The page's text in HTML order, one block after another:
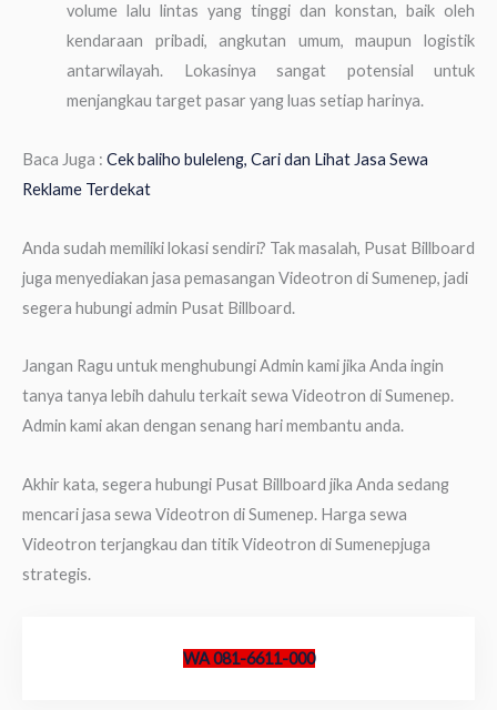
volume lalu lintas yang tinggi dan konstan, baik oleh
kendaraan pribadi, angkutan umum, maupun logistik
antarwilayah. Lokasinya sangat potensial untuk
menjangkau target pasar yang luas setiap harinya.
Baca Juga : Cek baliho buleleng, Cari dan Lihat Jasa Sewa
Reklame Terdekat
Anda sudah memiliki lokasi sendiri? Tak masalah, Pusat Billboard
juga menyediakan jasa pemasangan Videotron di Sumenep, jadi
segera hubungi admin Pusat Billboard.
Jangan Ragu untuk menghubungi Admin kami jika Anda ingin
tanya tanya lebih dahulu terkait sewa Videotron di Sumenep.
Admin kami akan dengan senang hari membantu anda.
Akhir kata, segera hubungi Pusat Billboard jika Anda sedang
mencari jasa sewa Videotron di Sumenep. Harga sewa
Videotron terjangkau dan titik Videotron di Sumenepjuga
strategis.
WA 081-6611-000